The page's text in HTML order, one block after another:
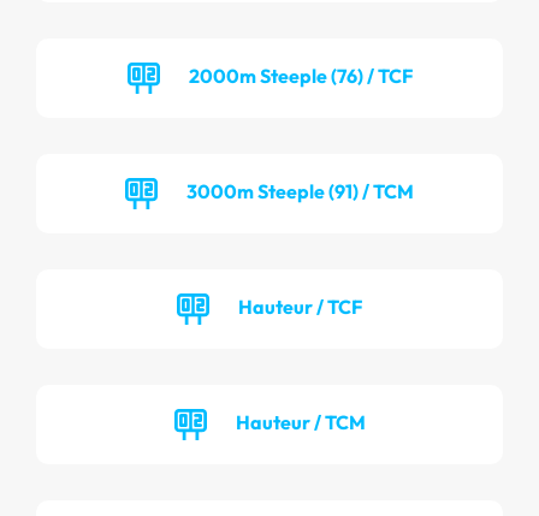
2000m Steeple (76) / TCF
3000m Steeple (91) / TCM
Hauteur / TCF
Hauteur / TCM